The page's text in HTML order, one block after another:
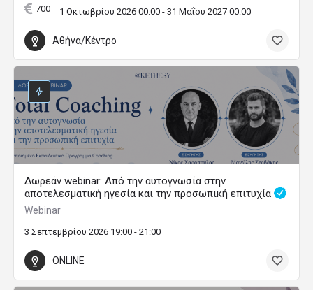
700 1 Οκτωβρίου 2026 00:00 - 31 Μαΐου 2027 00:00
Αθήνα/Κέντρο
Δωρεάν webinar: Από την αυτογνωσία στην
αποτελεσματική ηγεσία και την προσωπική επιτυχία
Webinar
3 Σεπτεμβρίου 2026 19:00 - 21:00
ONLINE